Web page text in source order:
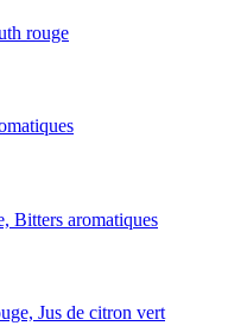
rouge
Bitters aromatiques
Jus de citron vert